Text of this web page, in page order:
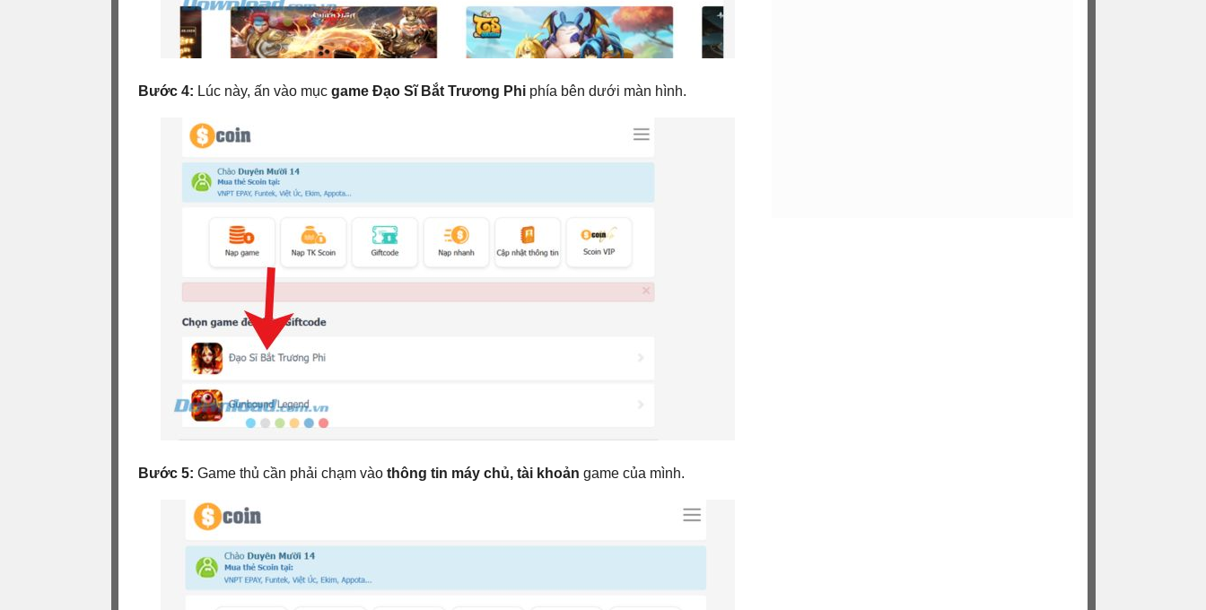
Bước 4: Lúc này, ấn vào mục game Đạo Sĩ Bắt Trương Phi phía bên dưới màn hình.
Bước 5: Game thủ cần phải chạm vào thông tin máy chủ, tài khoản game của mình.